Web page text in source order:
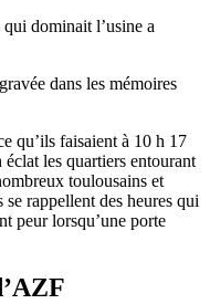
dominait l’usine a
dans les mémoires
qu’ils faisaient à 10 h 17
les quartiers entourant
toulousains et
rappellent des heures qui
peur lorsqu’une porte